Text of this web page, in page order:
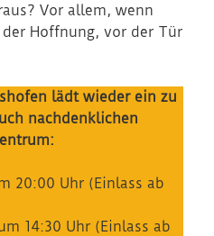
Vor allem, wenn
Hoffnung, vor der Tür
lädt wieder ein zu
nachdenklichen
20:00 Uhr (Einlass ab
14:30 Uhr (Einlass ab